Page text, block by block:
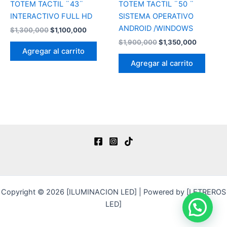
TOTEM TACTIL ¨43¨
INTERACTIVO FULL HD
$1,300,000$1,100,000
Agregar al carrito
TOTEM TACTIL ¨50 ¨
SISTEMA OPERATIVO
ANDROID /WINDOWS
$1,900,000$1,350,000
Agregar al carrito
Copyright © 2026 [ILUMINACION LED] | Powered by [LETREROS
LED]